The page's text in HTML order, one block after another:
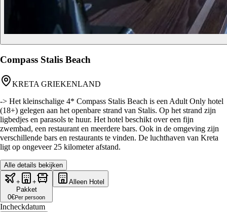
Compass Stalis Beach
KRETA GRIEKENLAND
-> Het kleinschalige 4* Compass Stalis Beach is een Adult Only hotel
(18+) gelegen aan het openbare strand van Stalis. Op het strand zijn
ligbedjes en parasols te huur. Het hotel beschikt over een fijn
zwembad, een restaurant en meerdere bars. Ook in de omgeving zijn
verschillende bars en restaurants te vinden. De luchthaven van Kreta
ligt op ongeveer 25 kilometer afstand.
Alle details bekijken
+
+
Pakket
0€Per persoon
Alleen Hotel
Incheckdatum